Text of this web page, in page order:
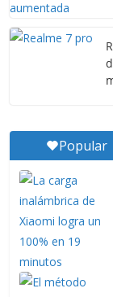
Popular